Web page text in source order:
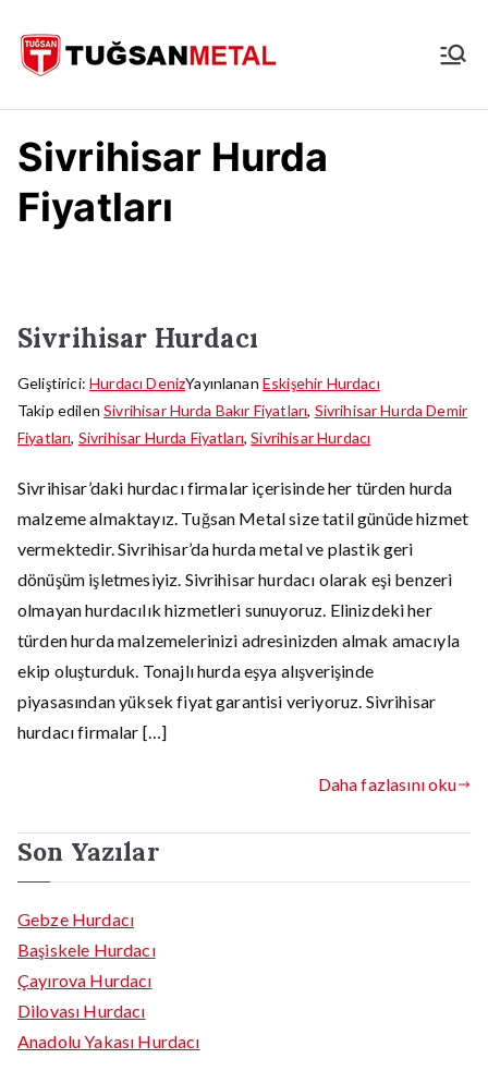
geç
Hurdacı
Sivrihisar Hurda
Fiyatları
Sivrihisar Hurdacı
Geliştirici:Hurdacı DenizYayınlanan Eskişehir Hurdacı
Takip edilenSivrihisar Hurda Bakır Fiyatları, Sivrihisar Hurda Demir
Fiyatları, Sivrihisar Hurda Fiyatları,Sivrihisar Hurdacı
Sivrihisar’daki hurdacı firmalar içerisinde her türden hurda
malzeme almaktayız. Tuğsan Metal size tatil günüde hizmet
vermektedir. Sivrihisar’da hurda metal ve plastik geri
dönüşüm işletmesiyiz. Sivrihisar hurdacı olarak eşi benzeri
olmayan hurdacılık hizmetleri sunuyoruz. Elinizdeki her
türden hurda malzemelerinizi adresinizden almak amacıyla
ekip oluşturduk. Tonajlı hurda eşya alışverişinde
piyasasından yüksek fiyat garantisi veriyoruz. Sivrihisar
hurdacı firmalar […]
Daha fazlasını oku
Son Yazılar
Gebze Hurdacı
Başiskele Hurdacı
Çayırova Hurdacı
Dilovası Hurdacı
Anadolu Yakası Hurdacı